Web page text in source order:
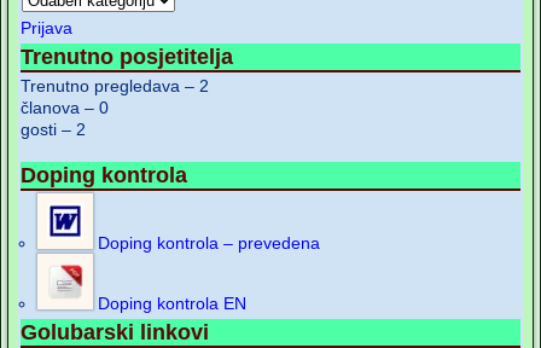
Prijava
Trenutno posjetitelja
Trenutno pregledava – 2
članova – 0
gosti – 2
Doping kontrola
Doping kontrola – prevedena
Doping kontrola EN
Golubarski linkovi